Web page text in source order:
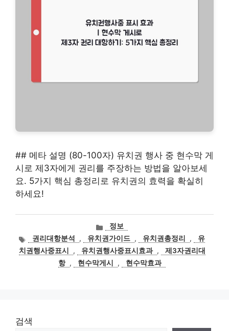
## 메타 설명 (80-100자) 유치권 행사 중 현수막 게
시로 제3자에게 권리를 주장하는 방법을 알아보세
요. 5가지 핵심 총정리로 유치권의 효력을 확실히
하세요!
카
테
고
리
정보
태
그
권리대항분석 , 유치권가이드 , 유치권총정리 ,
유
치권행사중표시
, 유치권행사중표시효과 ,
제3자권리대
항 , 현수막게시 , 현수막효과
검색